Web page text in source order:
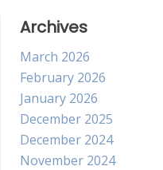
Archives
March 2026
February 2026
January 2026
December 2025
December 2024
November 2024